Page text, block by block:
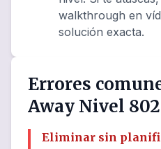
walkthrough en
solución exacta.
Errores
Away Nivel 802
Eliminar sin